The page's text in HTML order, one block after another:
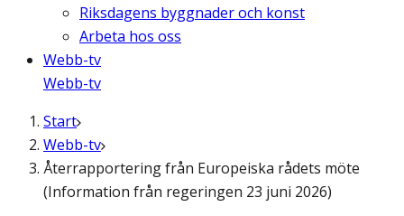
Riksdagens byggnader och konst
Arbeta hos oss
Webb-tv
Webb-tv
Start
Webb-tv
Återrapportering från Europeiska rådets möte
(Information från regeringen 23 juni 2026)